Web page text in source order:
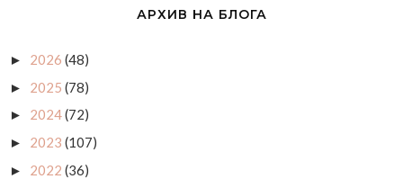
АРХИВ НА БЛОГА
► 2026 (48)
► 2025 (78)
► 2024(72)
► 2023 (107)
► 2022 (36)